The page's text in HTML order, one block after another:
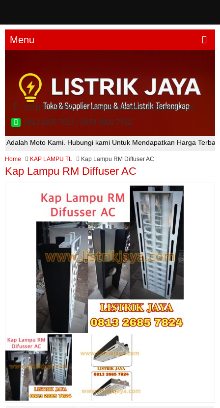
Menu
(021) 21232552
listrikjayakenarimas@gmail.com
0813 2685 7824 / 0878 8882 7432
Kami. Hubungi kami Untuk Mendapatkan Harga Terbaik.
Home KAP LAMPU TL Kap Lampu RM Diffuser AC
Kap Lampu RM Diffuser AC